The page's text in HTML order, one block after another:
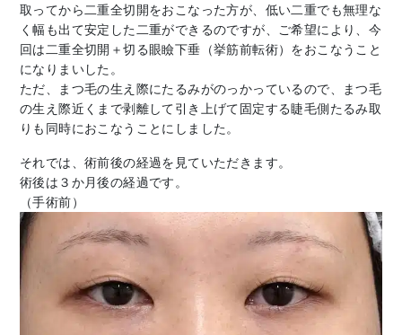
取ってから二重全切開をおこなった方が、低い二重でも無理な
く幅も出て安定した二重ができるのですが、ご希望により、今
回は二重全切開＋切る眼瞼下垂（挙筋前転術）をおこなうこと
になりまいした。
ただ、まつ毛の生え際にたるみがのっかっているので、まつ毛
の生え際近くまで剥離して引き上げて固定する睫毛側たるみ取
りも同時におこなうことにしました。
それでは、術前後の経過を見ていただきます。
術後は３か月後の経過です。
（手術前）